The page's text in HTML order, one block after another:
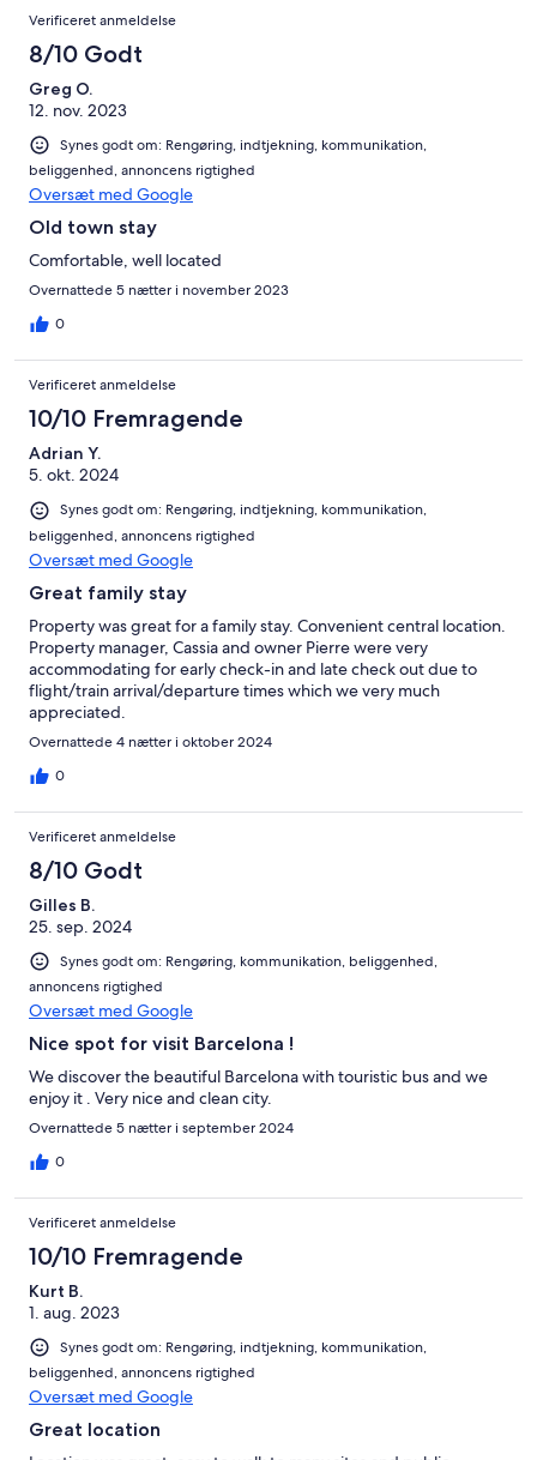
Verificeret anmeldelse
8/10 Godt
Greg O.
12. nov. 2023
Synes godt om: Rengøring, indtjekning, kommunikation,
beliggenhed, annoncens rigtighed
Oversæt med Google
Old town stay
Comfortable, well located
Overnattede 5 nætter i november 2023
0
Verificeret anmeldelse
10/10 Fremragende
Adrian Y.
5. okt. 2024
Synes godt om: Rengøring, indtjekning, kommunikation,
beliggenhed, annoncens rigtighed
Oversæt med Google
Great family stay
Property was great for a family stay. Convenient central location.
Property manager, Cassia and owner Pierre were very
accommodating for early check-in and late check out due to
flight/train arrival/departure times which we very much
appreciated.
Overnattede 4 nætter i oktober 2024
0
Verificeret anmeldelse
8/10 Godt
Gilles B.
25. sep. 2024
Synes godt om: Rengøring, kommunikation, beliggenhed,
annoncens rigtighed
Oversæt med Google
Nice spot for visit Barcelona !
We discover the beautiful Barcelona with touristic bus and we
enjoy it . Very nice and clean city.
Overnattede 5 nætter i september 2024
0
Verificeret anmeldelse
10/10 Fremragende
Kurt B.
1. aug. 2023
Synes godt om: Rengøring, indtjekning, kommunikation,
beliggenhed, annoncens rigtighed
Oversæt med Google
Great location